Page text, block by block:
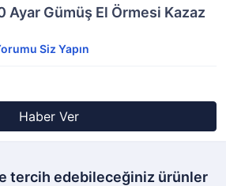
Ayar Gümüş El Örmesi Kazaz
Siz Yapın
Haber Ver
tercih edebileceğiniz ürünler